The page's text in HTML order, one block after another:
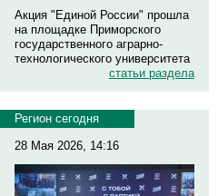
Акция "Единой России" прошла
на площадке Приморского
государственного аграрно-
технологического университета
статьи раздела
Регион сегодня
28 Мая 2026, 14:16